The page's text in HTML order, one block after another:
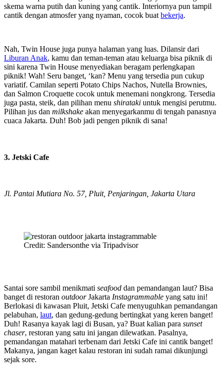
skema warna putih dan kuning yang cantik. Interiornya pun tampil
cantik dengan atmosfer yang nyaman, cocok buat bekerja.
Nah, Twin House juga punya halaman yang luas. Dilansir dari
Liburan Anak, kamu dan teman-teman atau keluarga bisa piknik di
sini karena Twin House menyediakan beragam perlengkapan
piknik! Wah! Seru banget, ‘kan? Menu yang tersedia pun cukup
variatif. Camilan seperti Potato Chips Nachos, Nutella Brownies,
dan Salmon Croquette cocok untuk menemani nongkrong. Tersedia
juga pasta, steik, dan pilihan menu shirataki untuk mengisi perutmu.
Pilihan jus dan milkshake akan menyegarkanmu di tengah panasnya
cuaca Jakarta. Duh! Bob jadi pengen piknik di sana!
3. Jetski Cafe
Jl. Pantai Mutiara No. 57, Pluit, Penjaringan, Jakarta Utara
Credit: Sandersonthe via Tripadvisor
Santai sore sambil menikmati seafood dan pemandangan laut? Bisa
banget di restoran outdoorJakarta Instagrammable yang satu ini!
Berlokasi di kawasan Pluit, Jetski Cafe menyuguhkan pemandangan
pelabuhan, laut, dan gedung-gedung bertingkat yang keren banget!
Duh! Rasanya kayak lagi di Busan, ya? Buat kalian para sunset
chaser, restoran yang satu ini jangan dilewatkan. Pasalnya,
pemandangan matahari terbenam dari Jetski Cafe ini cantik banget!
Makanya, jangan kaget kalau restoran ini sudah ramai dikunjungi
sejak sore.